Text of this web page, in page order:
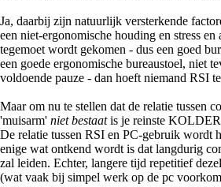
Ja, daarbij zijn natuurlijk versterkende
een niet-ergonomische houding en stress en
tegemoet wordt gekomen - dus een goed
een goede ergonomische bureaustoel, niet
voldoende pauze - dan hoeft niemand RSI
Maar om nu te stellen dat de relatie tussen
'muisarm' niet bestaatis je reinste
De relatie tussen RSI en PC-gebruik wordt
enige wat ontkend wordt is dat langdurig
zal leiden. Echter, langere tijd repetitief
(wat vaak bij simpel werk op de pc